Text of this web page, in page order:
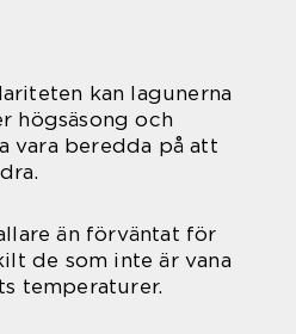
kan lagunerna
högsäsong och
vara beredda på att
än förväntat för
de som inte är vana
temperaturer.